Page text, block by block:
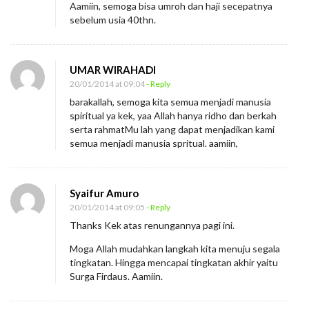
Aamiin, semoga bisa umroh dan haji secepatnya
sebelum usia 40thn.
UMAR WIRAHADI
20/01/2014 at 09:04- Reply
barakallah, semoga kita semua menjadi manusia
spiritual ya kek, yaa Allah hanya ridho dan berkah
serta rahmatMu lah yang dapat menjadikan kami
semua menjadi manusia spritual. aamiin,
Syaifur Amuro
20/01/2014 at 09:05 - Reply
Thanks Kek atas renungannya pagi ini.
Moga Allah mudahkan langkah kita menuju segala
tingkatan. Hingga mencapai tingkatan akhir yaitu
Surga Firdaus. Aamiin.